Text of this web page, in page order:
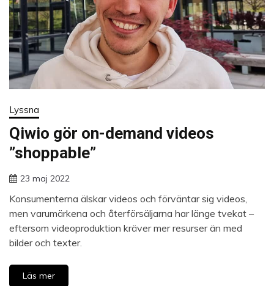
Lyssna
Qiwio gör on-demand videos
”shoppable”
23 maj 2022
Konsumenterna älskar videos och förväntar sig videos,
men varumärkena och återförsäljarna har länge tvekat –
eftersom videoproduktion kräver mer resurser än med
bilder och texter.
Läs mer